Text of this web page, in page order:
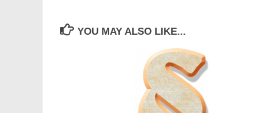
YOU MAY ALSO LIKE...